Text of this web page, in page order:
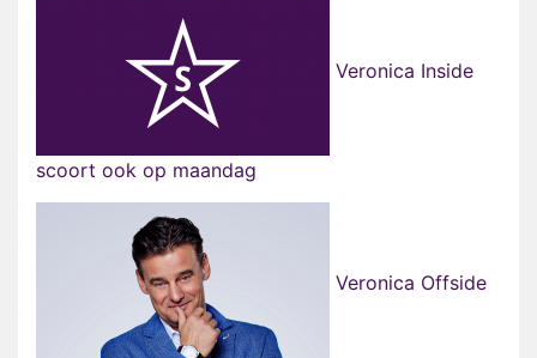
Veronica Inside
scoort ook op maandag
Veronica Offside